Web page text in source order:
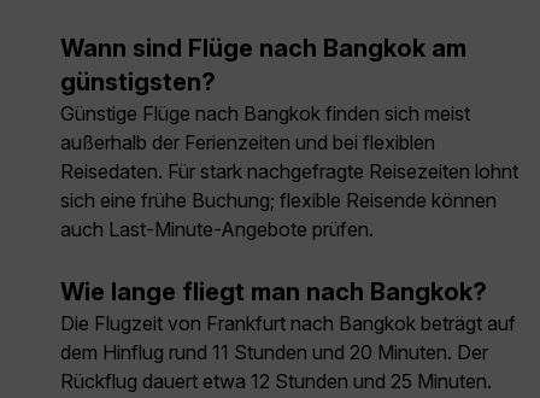
Wann sind Flüge nach Bangkok am
günstigsten?
Günstige Flüge nach Bangkok finden sich meist
außerhalb der Ferienzeiten und bei flexiblen
Reisedaten. Für stark nachgefragte Reisezeiten lohnt
sich eine frühe Buchung; flexible Reisende können
auch Last-Minute-Angebote prüfen.
Wie lange fliegt man nach Bangkok?
Die Flugzeit von Frankfurt nach Bangkok beträgt auf
dem Hinflug rund 11 Stunden und 20 Minuten. Der
Rückflug dauert etwa 12 Stunden und 25 Minuten.